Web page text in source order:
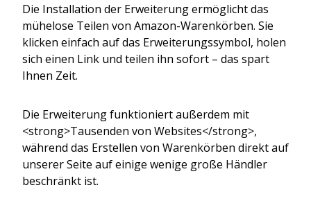
Die Installation der Erweiterung ermöglicht das
mühelose Teilen von Amazon-Warenkörben. Sie
klicken einfach auf das Erweiterungssymbol, holen
sich einen Link und teilen ihn sofort – das spart
Ihnen Zeit.
Die Erweiterung funktioniert außerdem mit
<strong>Tausenden von Websites</strong>,
während das Erstellen von Warenkörben direkt auf
unserer Seite auf einige wenige große Händler
beschränkt ist.